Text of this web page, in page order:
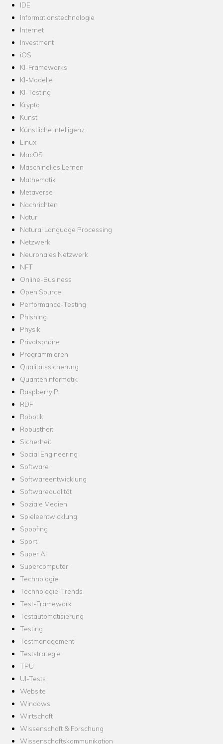
IDE
Informationstechnologie
Internet
Investment
iOS
KI-Frameworks
KI-Modelle
KI-Testing
Krypto
Kunst
Künstliche Intelligenz
Linux
MacOS
Maschinelles Lernen
Mathematik
Metaverse
Nachrichten
Natur
Natural Language Processing
Netzwerk
Neuronales Netzwerk
NFT
Online-Business
Open Source
Performance-Testing
Phishing
Physik
Privatsphäre
Programmieren
Qualitätssicherung
Quanteninformatik
Raspberry Pi
RDF
Robotik
Robustheit
Sicherheit
Social Engineering
Software
Softwareentwicklung
Softwarequalität
Soziale Medien
Spieleentwicklung
Spoofing
Sport
Super AI
Supercomputer
Technologie
Technologie-Trends
Test-Framework
Testautomatisierung
Testing
Testmanagement
Teststrategie
TPU
UI-Tests
Website
Windows
Wirtschaft
Wissenschaft & Forschung
Wissenschaftskommunikation